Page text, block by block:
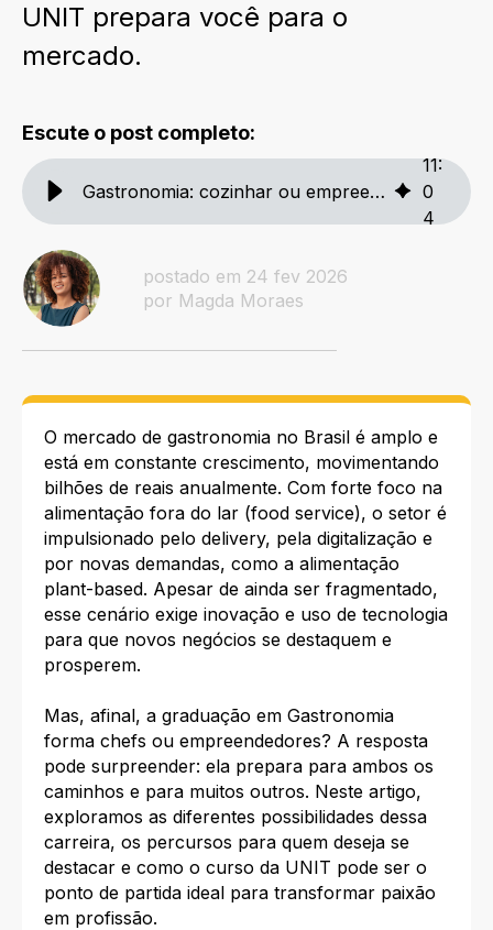
UNIT prepara você para o
mercado.
Escute o post completo:
Gastronomia: cozinhar ou empreender? Descubra os caminhos da carreira
11:
0
4
postado em 24 fev 2026
por Magda Moraes
O mercado de gastronomia no Brasil é amplo e
está em constante crescimento, movimentando
bilhões de reais anualmente. Com forte foco na
alimentação fora do lar (food service), o setor é
impulsionado pelo delivery, pela digitalização e
por novas demandas, como a alimentação
plant-based. Apesar de ainda ser fragmentado,
esse cenário exige inovação e uso de tecnologia
para que novos negócios se destaquem e
prosperem.​
Mas, afinal, a graduação em Gastronomia
forma chefs ou empreendedores? A resposta
pode surpreender: ela prepara para ambos os
caminhos e para muitos outros. Neste artigo,
exploramos as diferentes possibilidades dessa
carreira, os percursos para quem deseja se
destacar e como o curso da UNIT pode ser o
ponto de partida ideal para transformar paixão
em profissão.